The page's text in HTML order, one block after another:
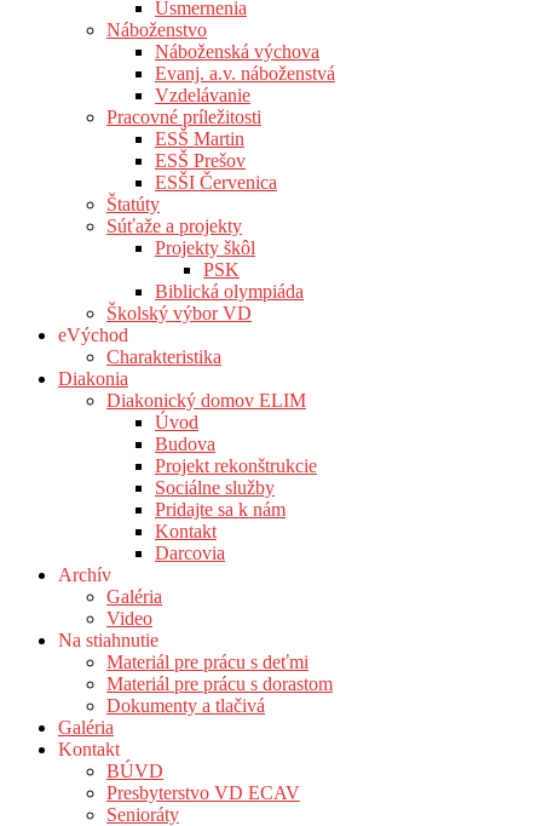
Usmernenia
Náboženstvo
Náboženská výchova
Evanj. a.v. náboženstvá
Vzdelávanie
Pracovné príležitosti
ESŠ Martin
ESŠ Prešov
ESŠI Červenica
Štatúty
Súťaže a projekty
Projekty škôl
PSK
Biblická olympiáda
Školský výbor VD
eVýchod
Charakteristika
Diakonia
Diakonický domov ELIM
Úvod
Budova
Projekt rekonštrukcie
Sociálne služby
Pridajte sa k nám
Kontakt
Darcovia
Archív
Galéria
Video
Na stiahnutie
Materiál pre prácu s deťmi
Materiál pre prácu s dorastom
Dokumenty a tlačivá
Galéria
Kontakt
BÚVD
Presbyterstvo VD ECAV
Senioráty